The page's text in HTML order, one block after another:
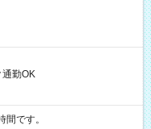
勤OK
6時間です。